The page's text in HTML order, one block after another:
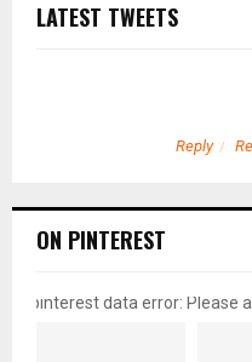
LATEST TWEETS
Reply
ON PINTEREST
pinterest data error: Please